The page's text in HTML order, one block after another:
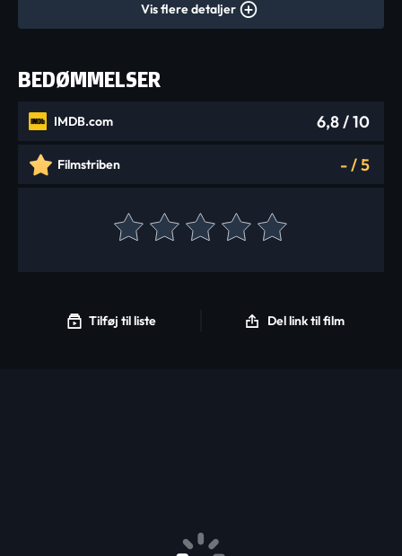
Vis flere detaljer
BEDØMMELSER
IMDB.com 6,8/ 10
Filmstriben -/5
Tilføj til liste Del link til film